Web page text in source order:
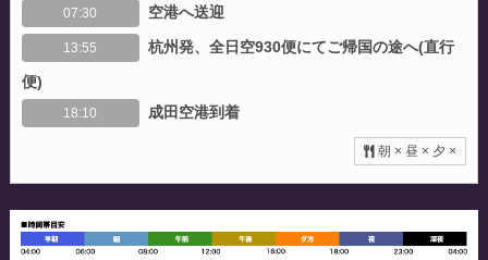
07:30 空港へ送迎
13:55
杭州発、全日空930便にてご帰国の途へ(直行
便)
18:10 成田空港到着
朝 × 昼 × 夕 ×